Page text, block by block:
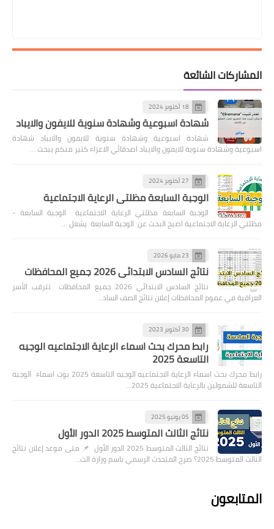
المشاركات الشائعة
18 أكتوبر 2024
شهادة اسبوعية وشهادة سنوية للايفون والايباد
شهادة اسبوعية وشهادة سنوية للايفون والايباد شهادة
اسبوعية وشهادة سنوية للايفون والايباد اصدقائي الاعزاء كثير منكم يبحث …
27 أكتوبر 2024
الوجبة السابعة مظلتي الرعاية الاجتماعية
الوجبة السابعة مظلتي الرعاية الاجتماعية الوجبة السابعة -
مظلتي الرعاية الاجتماعية اصبح البحث عن الوجبة السابعة يشغل …
23 مايو 2026
نتائج السادس الابتدائي 2026 جميع المحافظات
نتائج السادس الابتدائي 2026 جميع المحافظات تترقب الأسر
العراقية في عموم المحافظات إعلان نتائج الصف الساد…
30 أكتوبر 2023
رابط محرك بحث اسماء الرعاية الاجتماعيه الوجبه
التاسعة 2025
رابط محرك بحث اسماء الرعاية الاجتماعيه الوجبه التاسعة 2025 بوت اسماء الوجبة
التاسعة للشمولين بالرعاية الاجتماعية 2025…
05 يونيو 2025
نتائج الثالث المتوسط 2025 الدور الأول
نتائج الثالث المتوسط 2025 الدور الأول 📌 متى موعد إعلان نتائج
الثالث المتوسط 2025؟ صرح المتحدث الرسمي باسم وزارة الت…
المتابعون